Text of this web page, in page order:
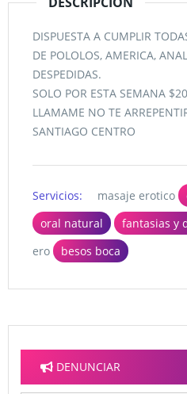
DISPUESTA A CUMPLIR
DE POLOLOS, AMERICA,
DESPEDIDAS.
SOLO POR ESTA SEMANA
LLAMAME NO TE
SANTIAGO CENTRO
Servicios: masaje erotico
oral natural
fantasias y
ero
besos boca
DENUNCIAR